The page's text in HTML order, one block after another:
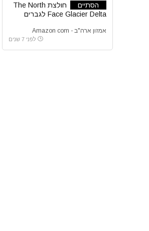
הסתיים
חולצת The North
Face Glacier Delta לגברים
אמזון ארה"ב - Amazon com
לפני 7 שנים